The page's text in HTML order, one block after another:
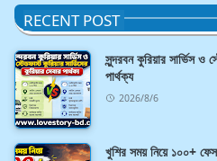
RECENT POST
সুন্দরবন কুরিয়ার সার্ভিস ও
পার্থক্য
2026/8/6
খুশির সময় নিয়ে ১০০+